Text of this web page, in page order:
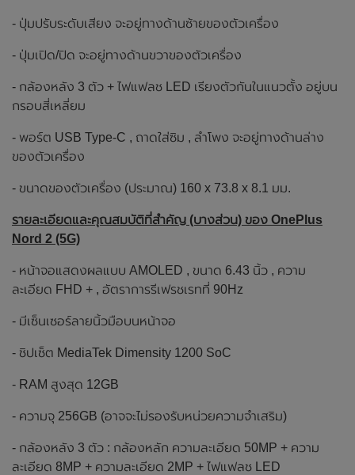
- ปุ่มปรับระดับเสียง จะอยู่ทางด้านซ้ายของตัวเครื่อง
- ปุ่มเปิด/ปิด จะอยู่ทางด้านขวาของตัวเครื่อง
- กล้องหลัง 3 ตัว + ไฟแฟลช LED เรียงตัวกันในแนวตั้ง อยู่บน
กรอบสี่เหลี่ยม
- พอร์ต USB Type-C , ถาดใส่ซิม , ลำโพง จะอยู่ทางด้านล่าง
ของตัวเครื่อง
- ขนาดของตัวเครื่อง (ประมาณ) 160 x 73.8 x 8.1 มม.
รายละเอียดและคุณสมบัติที่สำคัญ (บางส่วน) ของ OnePlus
Nord 2 (5G)
- หน้าจอแสดงผลแบบ AMOLED , ขนาด 6.43 นิ้ว , ความ
ละเอียด FHD + , อัตราการรีเฟรชเรทที่ 90Hz
- มีเซ็นเซอร์ลายนิ้วมือบนหน้าจอ
- ชิปเซ็ต MediaTek Dimensity 1200 SoC
- RAM สูงสุด 12GB
- ความจุ 256GB (อาจจะไม่รองรับหน่วยความจำเสริม)
- กล้องหลัง 3 ตัว : กล้องหลัก ความละเอียด 50MP + ความ
ละเอียด 8MP + ความละเอียด 2MP + ไฟแฟลช LED